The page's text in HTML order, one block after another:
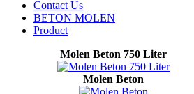
Contact Us
BETON MOLEN
Product
Molen Beton 750 Liter
Molen Beton